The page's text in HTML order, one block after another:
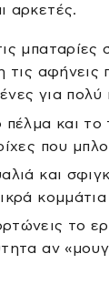
αρκετές.
μπαταρίες
τις αφήνεις
για πολύ
πέλμα και
που
και
κομμάτια
το
αν